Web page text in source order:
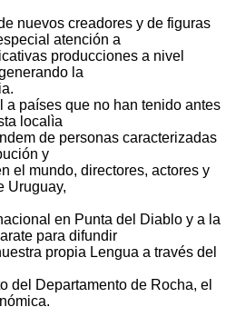
nuevos creadores y de figuras
atención a
producciones a nivel
la
a países que no han tenido antes
localìa
de personas caracterizadas
y
el mundo, directores, actores y
Uruguay,
en Punta del Diablo y a la
para difundir
propia Lengua a través del
del Departamento de Rocha, el